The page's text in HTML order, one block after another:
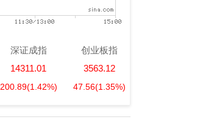
深证成指
14311.01
200.89(1.42%)
创业板指
3563.12
47.56(1.35%)